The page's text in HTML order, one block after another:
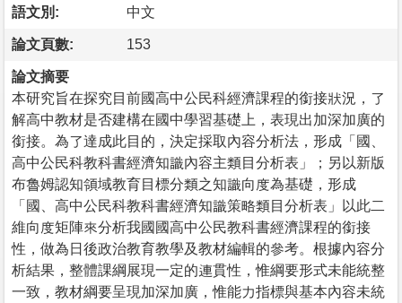
語文別: 中文
論文頁數: 153
論文摘要
本研究旨在探究目前國高中公民科經濟課程的銜接狀況，了
解高中教材是否建構在國中學習基礎上，表現出加深加廣的
銜接。為了達成此目的，決定採取內容分析法，形成「國、
高中公民科教科書經濟知識內容主類目分析表」；另以新版
布魯姆認知領域教育目標分類之知識向度為基礎，形成
「國、高中公民科教科書經濟知識策略類目分析表」以此二
維向度矩陣來分析我國國高中公民教科書經濟課程的銜接
性，做為日後政治教育教學及教材編輯的參考。根據內容分
析結果，整體課綱展現一定的連貫性，惟綱要形式未能統整
一致，教材綱要呈現加深加廣，惟能力指標與基本內容未統